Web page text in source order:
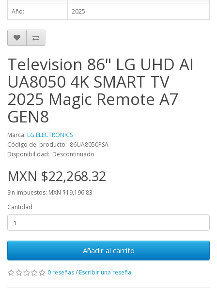
Año:
2025
Television 86" LG UHD AI
UA8050 4K SMART TV
2025 Magic Remote A7
GEN8
Marca: LG ELECTRONICS
Código del producto: 86UA8050PSA
Disponibilidad: Descontinuado
MXN $22,268.32
Sin impuestos: MXN $19,196.83
Cantidad
Añadir al carrito
0 reseñas/ Escribir una reseña